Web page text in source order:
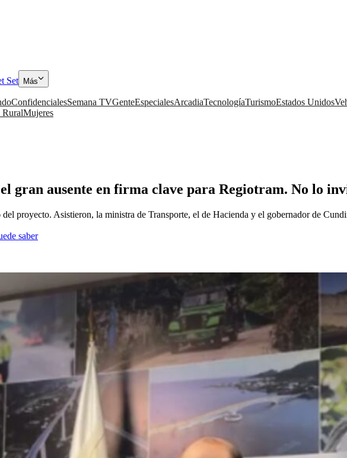
Set Más
ConfidencialesSemana TVGenteEspecialesArcadiaTecnologíaTurismoEstados Unidos
RuralMujeres
gran ausente en firma clave para Regiotram. No lo
proyecto. Asistieron, la ministra de Transporte, el de Hacienda y el gobernador de
saber